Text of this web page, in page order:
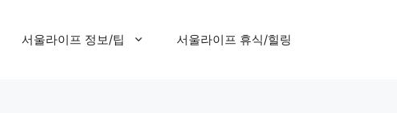
서울라이프 정보/팁 서울라이프 휴식/힐링